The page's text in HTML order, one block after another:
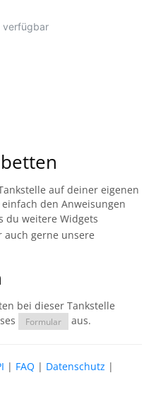
auf deiner eigenen
den Anweisungen
du weitere Widgets
gerne unsere
bei dieser Tankstelle
Formular aus.
| FAQ | Datenschutz |